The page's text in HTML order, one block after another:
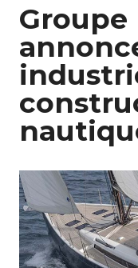
Groupe